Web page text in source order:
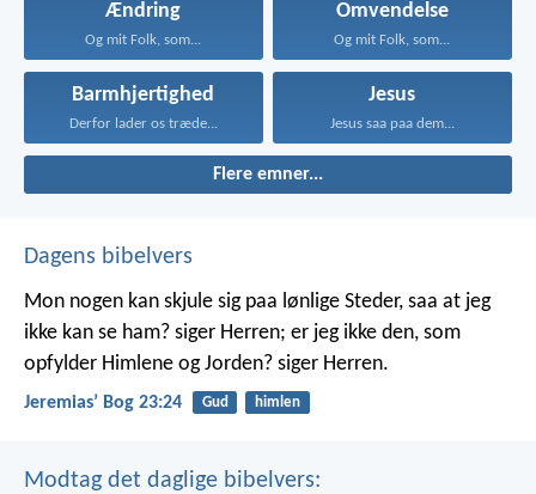
Ændring
Og mit Folk, som...
Omvendelse
Og mit Folk, som...
Barmhjertighed
Derfor lader os træde...
Jesus
Jesus saa paa dem...
Flere emner...
Dagens bibelvers
Mon nogen kan skjule sig paa lønlige Steder, saa at jeg
ikke kan se ham? siger Herren; er jeg ikke den, som
opfylder Himlene og Jorden? siger Herren.
Jeremiasʼ Bog 23:24 Gud himlen
Modtag det daglige bibelvers: